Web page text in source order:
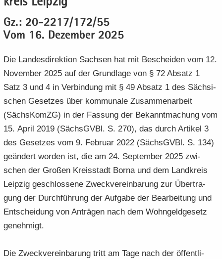
n
­
a
­
v
i
g
a
­
t
o
n
o
n
i
­
n
a
­
v
g
a
­
t
o
n
­
t
­
Gz.: 20-2217/172/55
Vom 16. De­zem­ber 2025
Die Lan­des­di­rek­ti­on Sach­sen hat mit Be­schei­den vom 12.
No­vem­ber 2025 auf der Grund­la­ge von § 72 Ab­satz 1
Satz 3 und 4 in Ver­bin­dung mit § 49 Ab­satz 1 des Säch­si­
schen Ge­set­zes über kom­mu­na­le Zu­sam­men­ar­beit
(Sächs­KomZG) in der Fas­sung der Be­kannt­ma­chung vom
15. April 2019 (Sächs­GVBl. S. 270), das durch Ar­ti­kel 3
des Ge­set­zes vom 9. Fe­bru­ar 2022 (Sächs­GVBl. S. 134)
ge­än­dert wor­den ist, die am 24. Sep­tem­ber 2025 zwi­
schen der Gro­ßen Kreis­stadt Borna und dem Land­kreis
Leip­zig ge­schlos­se­ne Zweck­ver­ein­ba­rung zur Über­tra­
gung der Durch­füh­rung der Auf­ga­be der Be­ar­bei­tung und
Ent­schei­dung von An­trä­gen nach dem Wohn­geld­ge­setz
ge­neh­migt.
Die Zweck­ver­ein­ba­rung tritt am Tage nach der öf­fent­li­
m
a
t
o
n